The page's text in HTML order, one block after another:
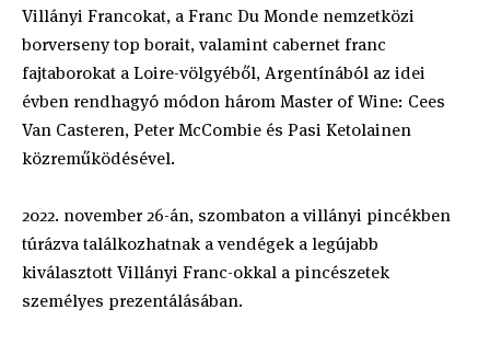
Villányi Francokat, a Franc Du Monde nemzetközi
borverseny top borait, valamint cabernet franc
fajtaborokat a Loire-völgyéből, Argentínából az idei
évben rendhagyó módon három Master of Wine: Cees
Van Casteren, Peter McCombie és Pasi Ketolainen
közreműködésével.
2022. november 26-án, szombaton a villányi pincékben
túrázva találkozhatnak a vendégek a legújabb
kiválasztott Villányi Franc-okkal a pincészetek
személyes prezentálásában.